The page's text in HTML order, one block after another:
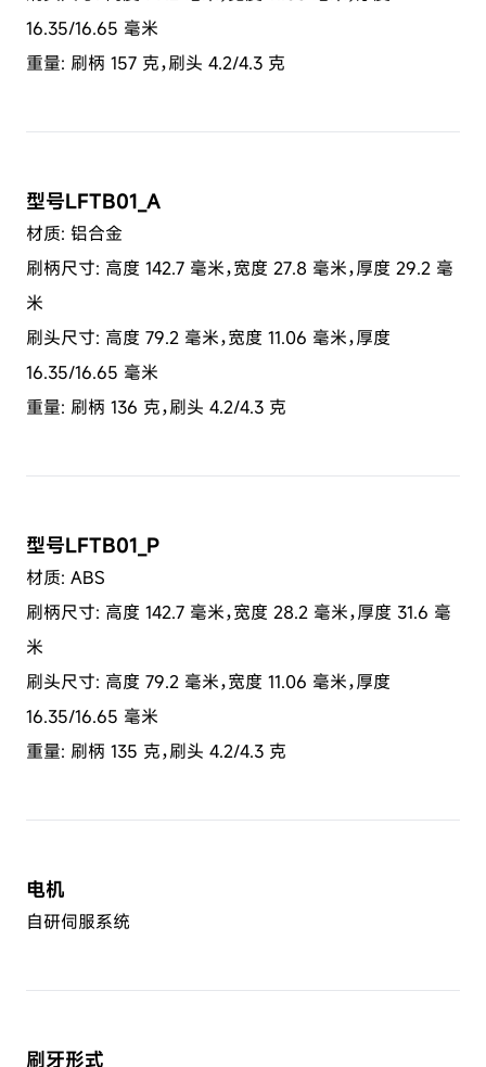
16.35/16.65 毫米
重量: 刷柄 157 克，刷头 4.2/4.3 克
型号LFTB01_A
材质: 铝合金
刷柄尺寸: 高度 142.7 毫米，宽度 27.8 毫米，厚度 29.2 毫
米
刷头尺寸: 高度 79.2 毫米，宽度 11.06 毫米，厚度
16.35/16.65 毫米
重量: 刷柄 136 克，刷头 4.2/4.3 克
型号LFTB01_P
材质: ABS
刷柄尺寸: 高度 142.7 毫米，宽度 28.2 毫米，厚度 31.6 毫
米
刷头尺寸: 高度 79.2 毫米，宽度 11.06 毫米，厚度
16.35/16.65 毫米
重量: 刷柄 135 克，刷头 4.2/4.3 克
电机
自研伺服系统
刷牙形式